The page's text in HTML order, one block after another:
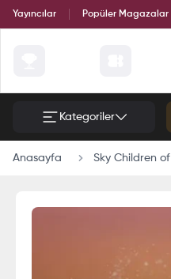
Yayıncılar Popüler Magazalar
Kategoriler
Anasayfa Sky Children